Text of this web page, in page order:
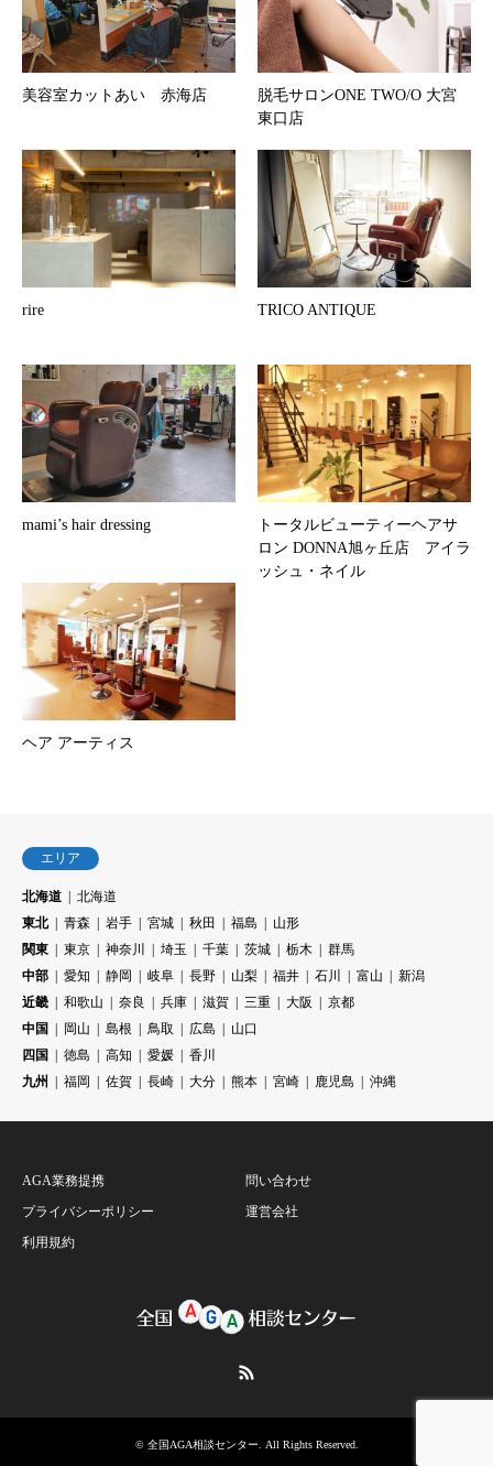
美容室カットあい 赤海店
脱毛サロンONE TWO/O 大宮
東口店
rire TRICO ANTIQUE
mami’s hair dressing
トータルビューティーヘアサ
ロン DONNA旭ヶ丘店 アイラ
ッシュ・ネイル
ヘア アーティス
エリア
北海道
北海道
東北
青森 岩手 宮城 秋田 福島
山形
関東
東京 神奈川 埼玉 千葉 茨城 栃木
群馬
中部
愛知 静岡 岐阜 長野 山梨 福井 石川 富山
新潟
近畿
和歌山 奈良 兵庫 滋賀 三重 大阪
京都
中国
岡山 島根 鳥取 広島
山口
四国
徳島 高知 愛媛
香川
九州
福岡 佐賀 長崎 大分 熊本 宮崎 鹿児島 沖縄
AGA業務提携
プライバシーポリシー
利用規約
問い合わせ
運営会社
© 全国AGA相談センター . All Rights Reserved.